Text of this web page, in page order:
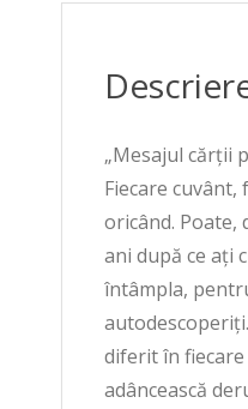
„Mesajul cărții
Fiecare
oricând. Poate,
ani după ce ați
întâmpla,
diferit în fiecare
adâncească